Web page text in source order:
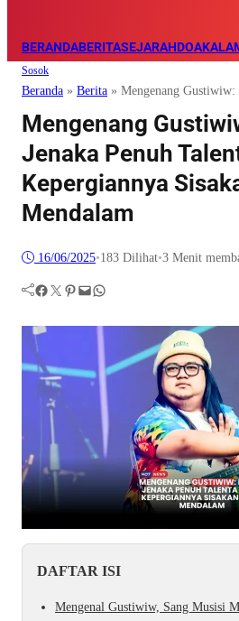
BERANDABERITASEJARAHDOA
Sosok
Beranda » Berita » Mengenang Gustiwiw:
Mengenang
Jenaka Penuh
Kepergiannya
Mendalam
16/06/2025•183 Dilihat•3 Menit
Facebook Twitter Pinterest Mail WhatsApp
DAFTAR ISI
Mengenal Gustiwiw, Sang Musisi